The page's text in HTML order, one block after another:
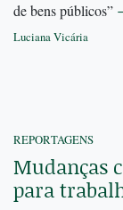
de bens públicos”
Luciana Vicária
REPORTAGENS
Mudanças
para